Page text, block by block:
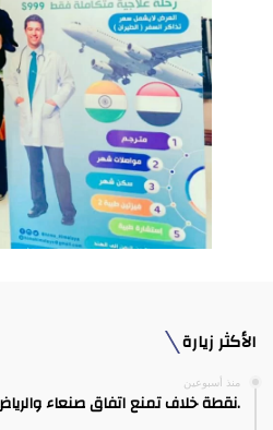
الأكثر زيارة
منذ أسبوعين
.نقطة خلاف تمنع اتفاق صنعاء